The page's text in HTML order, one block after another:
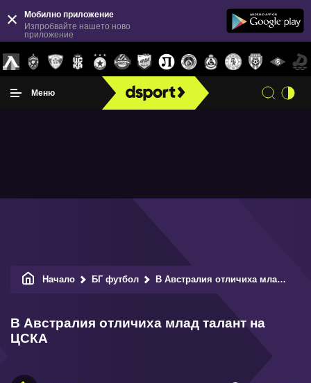
Мобилно приложение
Изпробвайте нашето ново
приложение
Меню
Начало БГ футбол В Австралия отличиха млад талант на ЦСКА
В Австралия отличиха млад талант на
ЦСКА